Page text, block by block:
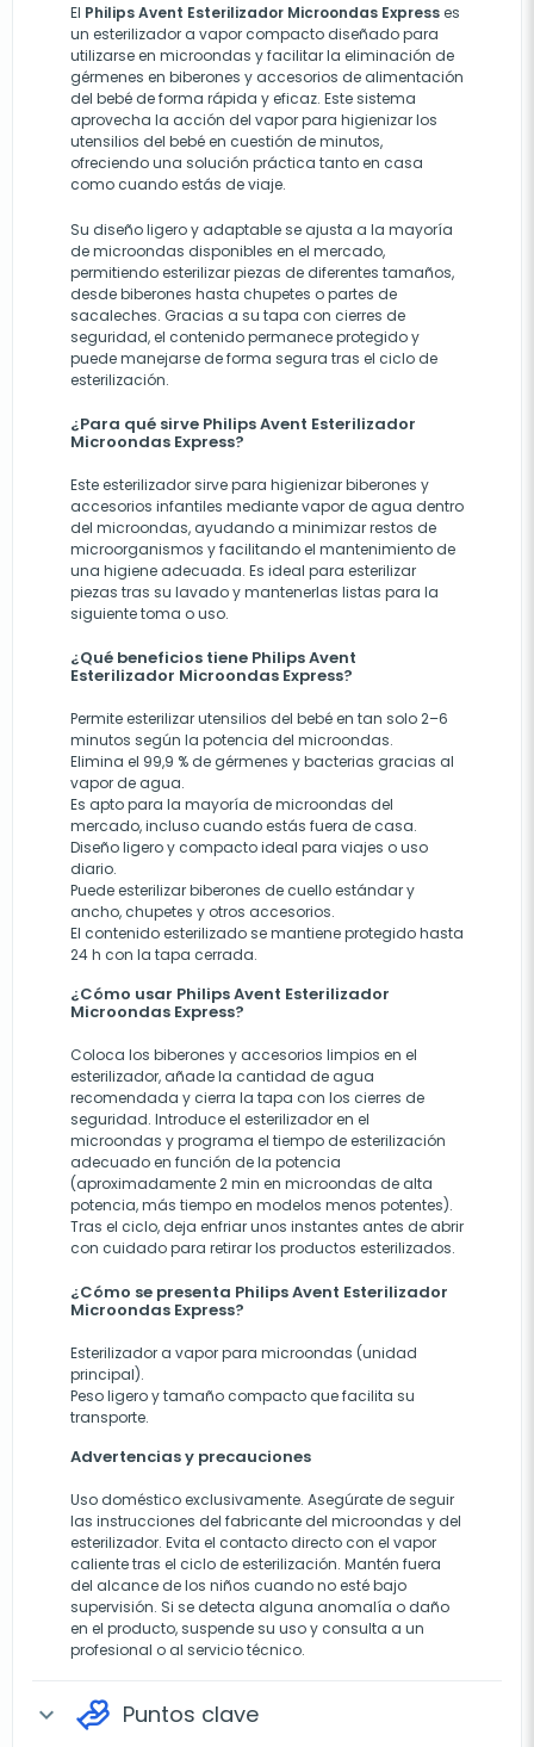
El Philips Avent Esterilizador Microondas Expresses
un esterilizador a vapor compacto diseñado para
utilizarse en microondas y facilitar la eliminación de
gérmenes en biberones y accesorios de alimentación
del bebé de forma rápida y eficaz. Este sistema
aprovecha la acción del vapor para higienizar los
utensilios del bebé en cuestión de minutos,
ofreciendo una solución práctica tanto en casa
como cuando estás de viaje.
Su diseño ligero y adaptable se ajusta a la mayoría
de microondas disponibles en el mercado,
permitiendo esterilizar piezas de diferentes tamaños,
desde biberones hasta chupetes o partes de
sacaleches. Gracias a su tapa con cierres de
seguridad, el contenido permanece protegido y
puede manejarse de forma segura tras el ciclo de
esterilización.
¿Para qué sirve Philips Avent Esterilizador
Microondas Express?
Este esterilizador sirve para higienizar biberones y
accesorios infantiles mediante vapor de agua dentro
del microondas, ayudando a minimizar restos de
microorganismos y facilitando el mantenimiento de
una higiene adecuada. Es ideal para esterilizar
piezas tras su lavado y mantenerlas listas para la
siguiente toma o uso.
¿Qué beneficios tiene Philips Avent
Esterilizador Microondas Express?
Permite esterilizar utensilios del bebé en tan solo 2–6
minutos según la potencia del microondas.
Elimina el 99,9 % de gérmenes y bacterias gracias al
vapor de agua.
Es apto para la mayoría de microondas del
mercado, incluso cuando estás fuera de casa.
Diseño ligero y compacto ideal para viajes o uso
diario.
Puede esterilizar biberones de cuello estándar y
ancho, chupetes y otros accesorios.
El contenido esterilizado se mantiene protegido hasta
24 h con la tapa cerrada.
¿Cómo usar Philips Avent Esterilizador
Microondas Express?
Coloca los biberones y accesorios limpios en el
esterilizador, añade la cantidad de agua
recomendada y cierra la tapa con los cierres de
seguridad. Introduce el esterilizador en el
microondas y programa el tiempo de esterilización
adecuado en función de la potencia
(aproximadamente 2 min en microondas de alta
potencia, más tiempo en modelos menos potentes).
Tras el ciclo, deja enfriar unos instantes antes de abrir
con cuidado para retirar los productos esterilizados.
¿Cómo se presenta Philips Avent Esterilizador
Microondas Express?
Esterilizador a vapor para microondas (unidad
principal).
Peso ligero y tamaño compacto que facilita su
transporte.
Advertencias y precauciones
Uso doméstico exclusivamente. Asegúrate de seguir
las instrucciones del fabricante del microondas y del
esterilizador. Evita el contacto directo con el vapor
caliente tras el ciclo de esterilización. Mantén fuera
del alcance de los niños cuando no esté bajo
supervisión. Si se detecta alguna anomalía o daño
en el producto, suspende su uso y consulta a un
profesional o al servicio técnico.
expand_more Puntos clave